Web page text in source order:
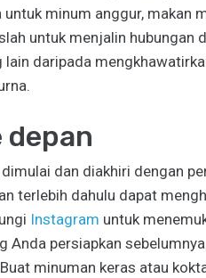
minum anggur, makan
untuk menjalin hubungan
daripada
depan
dan diakhiri dengan
terlebih dahulu dapat
Instagram untuk
Anda persiapkan
minuman keras atau